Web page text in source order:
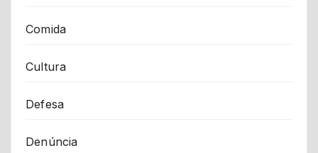
Comida
Cultura
Defesa
Denúncia